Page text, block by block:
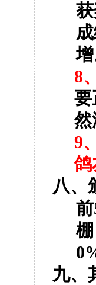
增
8、
要
然
9、
鸽
八、
前
棚
九、